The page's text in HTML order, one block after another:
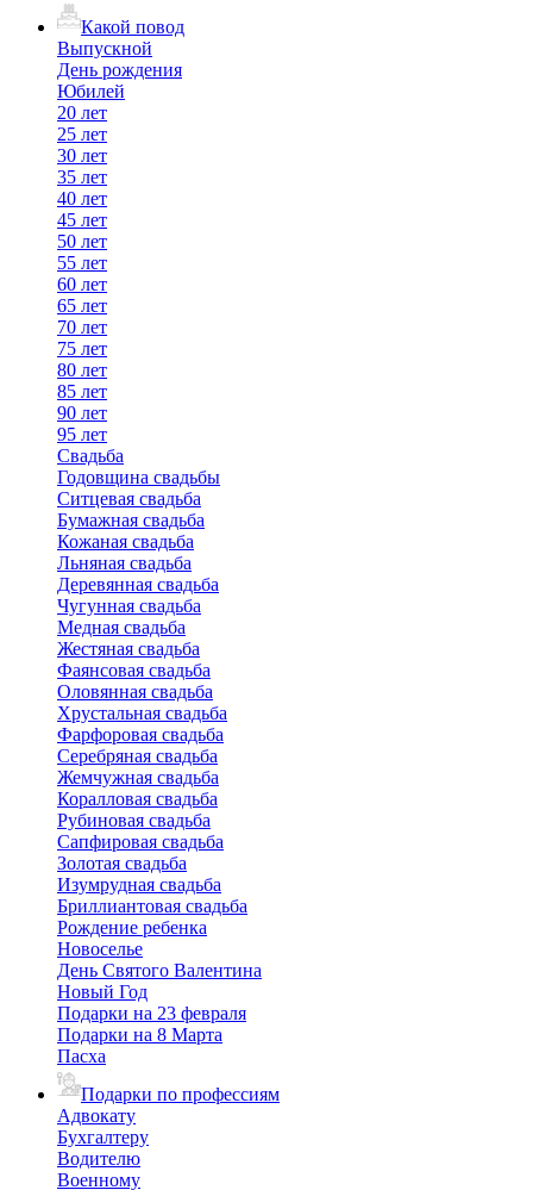
Какой повод
Выпускной
День рождения
Юбилей
20 лет
25 лет
30 лет
35 лет
40 лет
45 лет
50 лет
55 лет
60 лет
65 лет
70 лет
75 лет
80 лет
85 лет
90 лет
95 лет
Свадьба
Годовщина свадьбы
Ситцевая свадьба
Бумажная свадьба
Кожаная свадьба
Льняная свадьба
Деревянная свадьба
Чугунная свадьба
Медная свадьба
Жестяная свадьба
Фаянсовая свадьба
Оловянная свадьба
Хрустальная свадьба
Фарфоровая свадьба
Серебряная свадьба
Жемчужная свадьба
Коралловая свадьба
Рубиновая свадьба
Сапфировая свадьба
Золотая свадьба
Изумрудная свадьба
Бриллиантовая свадьба
Рождение ребенка
Новоселье
День Святого Валентина
Новый Год
Подарки на 23 февраля
Подарки на 8 Марта
Пасха
Подарки по профессиям
Адвокату
Бухгалтеру
Водителю
Военному